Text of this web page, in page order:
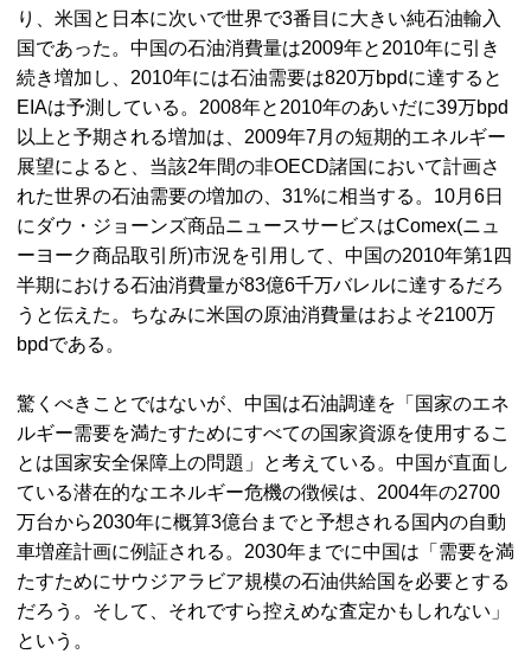
り、米国と日本に次いで世界で3番目に大きい純石油輸入
国であった。中国の石油消費量は2009年と2010年に引き
続き増加し、2010年には石油需要は820万bpdに達すると
EIAは予測している。2008年と2010年のあいだに39万bpd
以上と予期される増加は、2009年7月の短期的エネルギー
展望によると、当該2年間の非OECD諸国において計画さ
れた世界の石油需要の増加の、31%に相当する。10月6日
にダウ・ジョーンズ商品ニュースサービスはComex(ニュ
ーヨーク商品取引所)市況を引用して、中国の2010年第1四
半期における石油消費量が83億6千万バレルに達するだろ
うと伝えた。ちなみに米国の原油消費量はおよそ2100万
bpdである。
驚くべきことではないが、中国は石油調達を「国家のエネ
ルギー需要を満たすためにすべての国家資源を使用するこ
とは国家安全保障上の問題」と考えている。中国が直面し
ている潜在的なエネルギー危機の徴候は、2004年の2700
万台から2030年に概算3億台までと予想される国内の自動
車増産計画に例証される。2030年までに中国は「需要を満
たすためにサウジアラビア規模の石油供給国を必要とする
だろう。そして、それですら控えめな査定かもしれない」
という。